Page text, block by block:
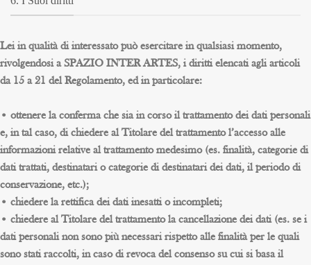
Lei in qualità di interessato può esercitare in qualsiasi momento,
rivolgendosi a SPAZIO INTER ARTES, i diritti elencati agli articoli
da 15 a 21 del Regolamento, ed in particolare:
• ottenere la conferma che sia in corso il trattamento dei dati personali
e, in tal caso, di chiedere al Titolare del trattamento l’accesso alle
informazioni relative al trattamento medesimo (es. finalità, categorie di
dati trattati, destinatari o categorie di destinatari dei dati, il periodo di
conservazione, etc.);
• chiedere la rettifica dei dati inesatti o incompleti;
• chiedere al Titolare del trattamento la cancellazione dei dati (es. se i
dati personali non sono più necessari rispetto alle finalità per le quali
sono stati raccolti, in caso di revoca del consenso su cui si basa il